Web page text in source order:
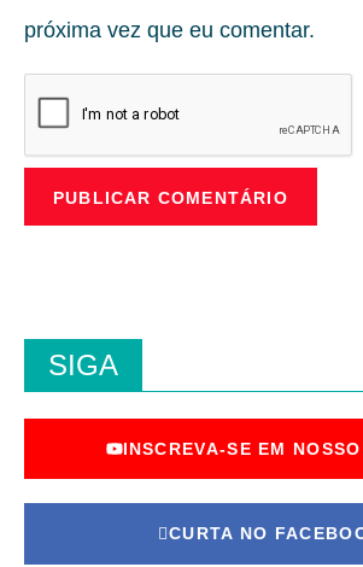
próxima vez que eu comentar.
SIGA
INSCREVA-SE EM
CURTA NO